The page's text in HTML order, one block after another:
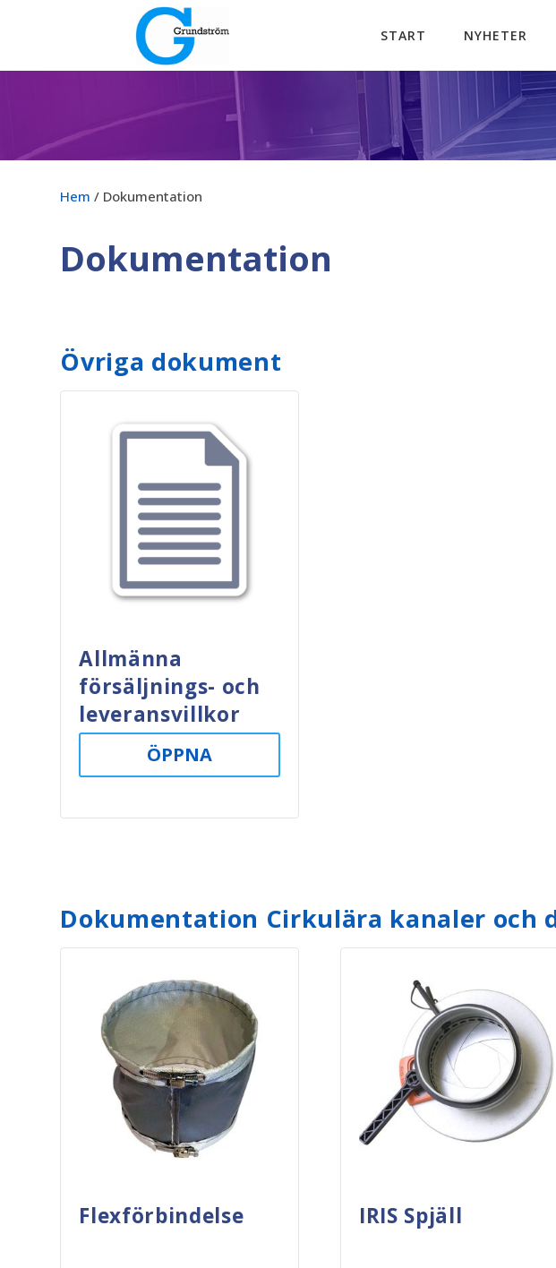
START NYHETER
Hem / Dokumentation
Dokumentation
Övriga dokument
Allmänna
försäljnings- och
leveransvillkor
ÖPPNA
Dokumentation Cirkulära kanaler och
Flexförbindelse IRIS Spjäll